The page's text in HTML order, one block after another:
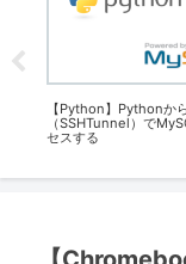
【Python】Pythonか
（SSHTunnel）で
セスする